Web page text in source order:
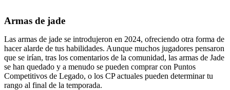
Armas de jade
Las armas de jade se introdujeron en 2024, ofreciendo otra forma de
hacer alarde de tus habilidades. Aunque muchos jugadores pensaron
que se irían, tras los comentarios de la comunidad, las armas de Jade
se han quedado y a menudo se pueden comprar con Puntos
Competitivos de Legado, o los CP actuales pueden determinar tu
rango al final de la temporada.